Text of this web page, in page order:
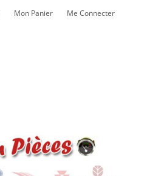
Mon Panier Me Connecter